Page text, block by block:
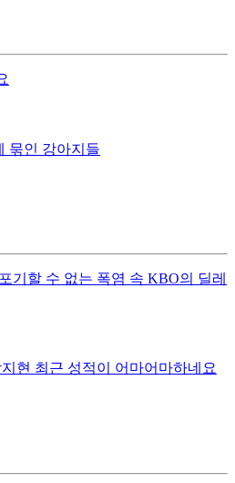
묶인 강아지들
기할 수 없는 폭염 속 KBO의 딜레
현 최근 성적이 어마어마하네요